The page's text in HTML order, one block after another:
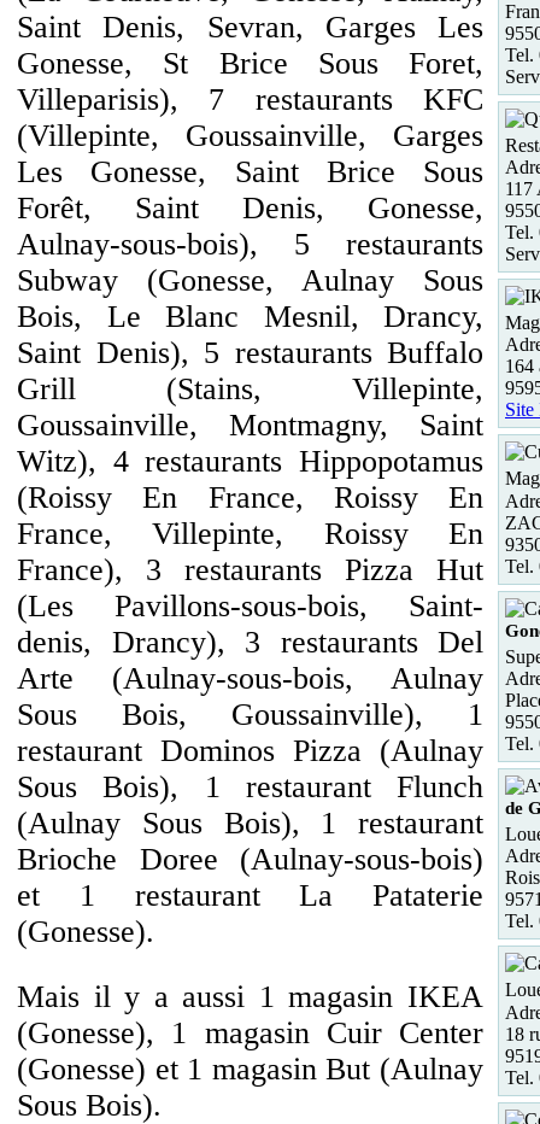
Saint Denis, Sevran, Garges Les
Gonesse, St Brice Sous Foret,
Villeparisis), 7 restaurants KFC
(Villepinte, Goussainville, Garges
Les Gonesse, Saint Brice Sous
Forêt, Saint Denis, Gonesse,
Aulnay-sous-bois), 5 restaurants
Subway (Gonesse, Aulnay Sous
Bois, Le Blanc Mesnil, Drancy,
Saint Denis), 5 restaurants Buffalo
Grill (Stains, Villepinte,
Goussainville, Montmagny, Saint
Witz), 4 restaurants Hippopotamus
(Roissy En France, Roissy En
France, Villepinte, Roissy En
France), 3 restaurants Pizza Hut
(Les Pavillons-sous-bois, Saint-
denis, Drancy), 3 restaurants Del
Arte (Aulnay-sous-bois, Aulnay
Sous Bois, Goussainville), 1
restaurant Dominos Pizza (Aulnay
Sous Bois), 1 restaurant Flunch
(Aulnay Sous Bois), 1 restaurant
Brioche Doree (Aulnay-sous-bois)
et 1 restaurant La Pataterie
(Gonesse).
Mais il y a aussi 1 magasin IKEA
(Gonesse), 1 magasin Cuir Center
(Gonesse) et 1 magasin But (Aulnay
Sous Bois).
Tel.
117
Tel.
164
Site
Tel.
Tel.
de
Tel.
18
Tel.